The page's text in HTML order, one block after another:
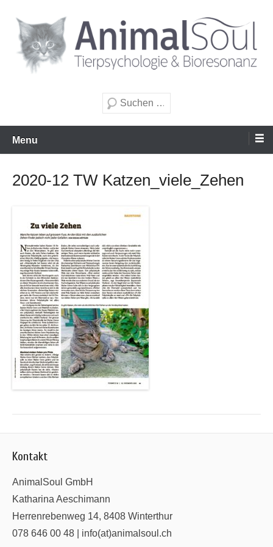
Inhalt
wechseln
Suche
Menu
2020-12 TW Katzen_viele_Zehen
Kontakt
AnimalSoul GmbH
Katharina Aeschimann
Herrenrebenweg 14, 8408 Winterthur
078 646 00 48 | info(at)animalsoul.ch